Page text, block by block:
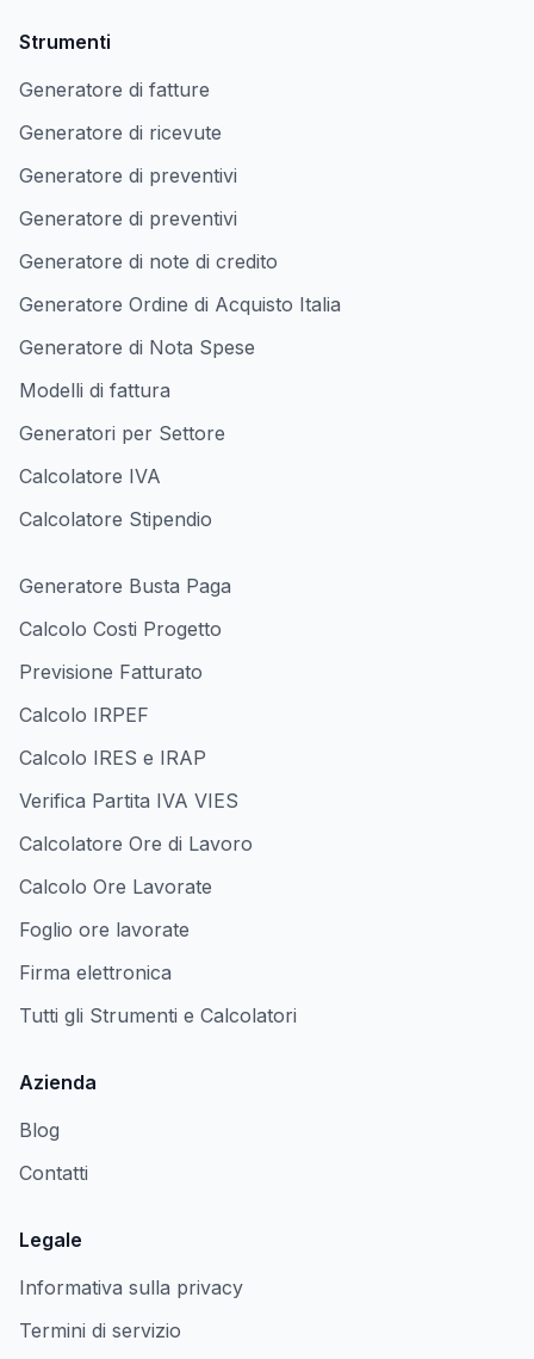
Strumenti
Generatore di fatture
Generatore di ricevute
Generatore di preventivi
Generatore di preventivi
Generatore di note di credito
Generatore Ordine di Acquisto Italia
Generatore di Nota Spese
Modelli di fattura
Generatori per Settore
Calcolatore IVA
Calcolatore Stipendio
Generatore Busta Paga
Calcolo Costi Progetto
Previsione Fatturato
Calcolo IRPEF
Calcolo IRES e IRAP
Verifica Partita IVA VIES
Calcolatore Ore di Lavoro
Calcolo Ore Lavorate
Foglio ore lavorate
Firma elettronica
Tutti gli Strumenti e Calcolatori
Azienda
Blog
Contatti
Legale
Informativa sulla privacy
Termini di servizio